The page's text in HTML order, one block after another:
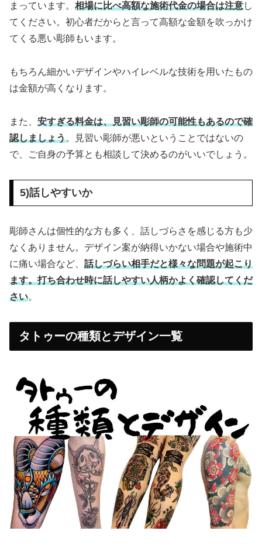
まっています。 相場に比べ高額な施術代金の場合は注意し
てください。初心者だからと言って高額な金額を吹っかけ
てくる悪い彫師もいます。
もちろん細かいデザインやハイレベルな技術を用いたもの
は金額が高くなります。
また、 安すぎる料金は、見習い彫師の可能性もあるので確
認しましょう。見習い彫師が悪いということではないの
で、ご自身の予算とも相談して決めるのがいいでしょう。
5)話しやすいか
彫師さんは個性的な方も多く、話しづらさを感じる方も少
なくありません。デザイン案が納得いかない場合や施術中
に痛い場合など、 話しづらい相手だと様々な問題が起こり
ます。打ち合わせ時に話しやすい人柄かよく確認してくだ
さい。
タトゥーの種類とデザイン一覧